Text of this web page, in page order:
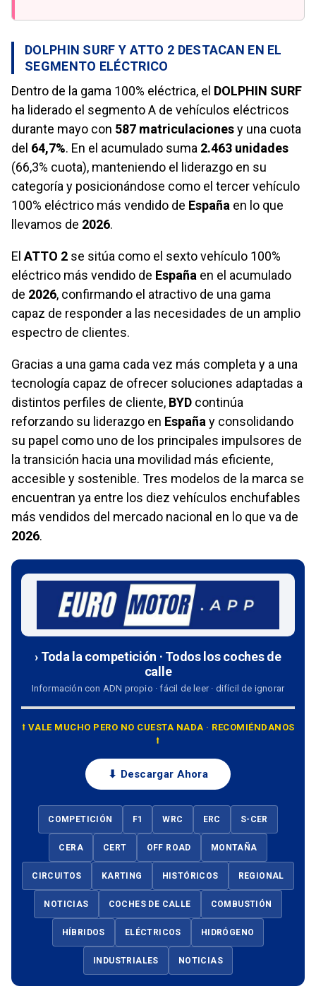
DOLPHIN SURF Y ATTO 2 DESTACAN EN EL
SEGMENTO ELÉCTRICO
Dentro de la gama 100% eléctrica, el DOLPHIN SURF
ha liderado el segmento A de vehículos eléctricos
durante mayo con 587 matriculacionesy una cuota
del 64,7%. En el acumulado suma 2.463 unidades
(66,3% cuota), manteniendo el liderazgo en su
categoría y posicionándose como el tercer vehículo
100% eléctrico más vendido de España en lo que
llevamos de 2026.
El ATTO 2 se sitúa como el sexto vehículo 100%
eléctrico más vendido de España en el acumulado
de 2026, confirmando el atractivo de una gama
capaz de responder a las necesidades de un amplio
espectro de clientes.
Gracias a una gama cada vez más completa y a una
tecnología capaz de ofrecer soluciones adaptadas a
distintos perfiles de cliente, BYD continúa
reforzando su liderazgo en España y consolidando
su papel como uno de los principales impulsores de
la transición hacia una movilidad más eficiente,
accesible y sostenible. Tres modelos de la marca se
encuentran ya entre los diez vehículos enchufables
más vendidos del mercado nacional en lo que va de
2026.
› Toda la competición · Todos los coches de
calle
Información con ADN propio · fácil de leer · difícil de ignorar
⭡ VALE MUCHO PERO NO CUESTA NADA · RECOMIÉNDANOS
⭡
⬇ Descargar Ahora
COMPETICIÓN F1 WRC ERC S-CER
CERA CERT OFF ROAD MONTAÑA
CIRCUITOS KARTING HISTÓRICOS REGIONAL
NOTICIAS COCHES DE CALLE COMBUSTIÓN
HÍBRIDOS ELÉCTRICOS HIDRÓGENO
INDUSTRIALES NOTICIAS